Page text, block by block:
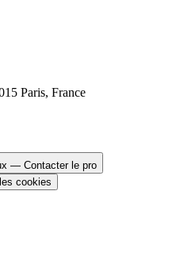
Paris, France
— Contacter le pro
cookies